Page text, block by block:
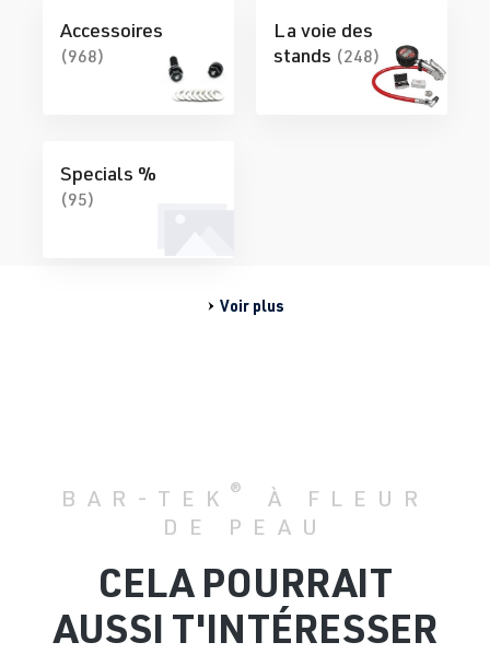
Accessoires
(968)
La voie des
stands (248)
Specials %
(95)
Voir plus
BAR-TEK ®
À FLEUR
DE PEAU
CELA POURRAIT
AUSSI T'INTÉRESSER